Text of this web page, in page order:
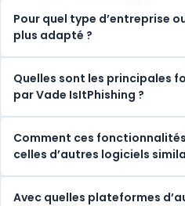
Pour quel type d’entreprise
plus adapté ?
Quelles sont les principales
par Vade IsItPhishing ?
Comment ces
celles d’autres logiciels
Avec quelles plateformes